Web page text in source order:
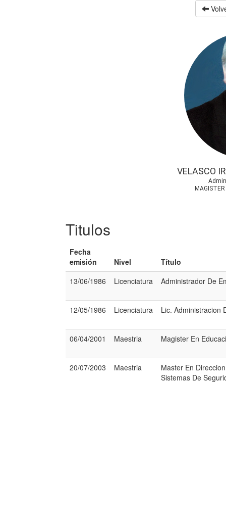
VELASCO
Titulos
Fecha
emisión
Nivel
Título
13/06/1986
Licenciatura Administrador De
12/05/1986 Licenciatura Lic. Administracion
06/04/2001 Maestria Magister En
20/07/2003 Maestria
Master En
Sistemas De